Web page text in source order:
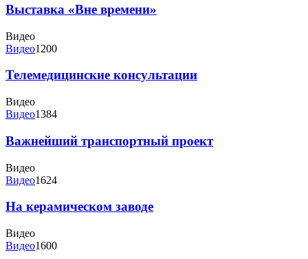
Выставка «Вне времени»
Видео
Видео1200
Телемедицинские консультации
Видео
Видео1384
Важнейший транспортный проект
Видео
Видео1624
На керамическом заводе
Видео
Видео1600